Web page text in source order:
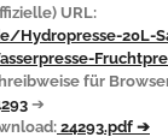
URL:
Hydropresse-20L-
für
➔
24293.pdf ➔